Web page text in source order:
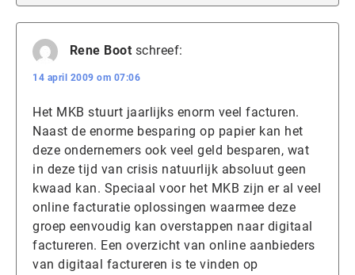
Rene Boot schreef:
14 april 2009 om 07:06
Het MKB stuurt jaarlijks enorm veel facturen.
Naast de enorme besparing op papier kan het
deze ondernemers ook veel geld besparen, wat
in deze tijd van crisis natuurlijk absoluut geen
kwaad kan. Speciaal voor het MKB zijn er al veel
online facturatie oplossingen waarmee deze
groep eenvoudig kan overstappen naar digitaal
factureren. Een overzicht van online aanbieders
van digitaal factureren is te vinden op